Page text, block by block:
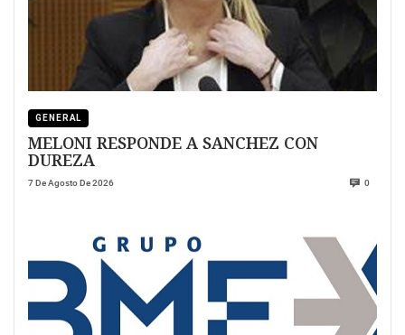
GENERAL
MELONI RESPONDE A SANCHEZ CON
DUREZA
7 De Agosto De 2026 0